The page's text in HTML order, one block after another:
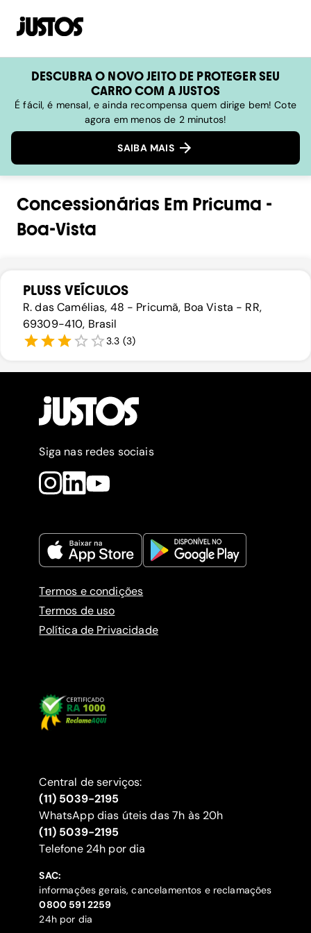
DESCUBRA O NOVO JEITO DE PROTEGER SEU
CARRO COM A JUSTOS
É fácil, é mensal, e ainda recompensa quem dirige bem! Cote
agora em menos de 2 minutos!
SAIBA MAIS
Concessionárias Em Pricuma -
Boa-Vista
PLUSS VEÍCULOS
R. das Camélias, 48 - Pricumã, Boa Vista - RR,
69309-410, Brasil
3.3 (3)
Siga nas redes sociais
Termos e condições
Termos de uso
Política de Privacidade
Central de serviços:
(11) 5039-2195
WhatsApp dias úteis das 7h às 20h
(11) 5039-2195
‍Telefone 24h por dia
SAC:
informações gerais, cancelamentos e reclamações
‍0800 591 2259
24h por dia